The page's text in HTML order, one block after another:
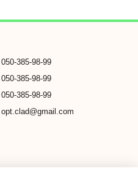
050-385-98-99
050-385-98-99
050-385-98-99
opt.clad@gmail.com